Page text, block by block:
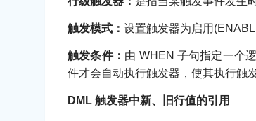
触发模式： 设置触发器为启用
触发条件： 由 WHEN 子句指定一个
件才会自动执行触发器，使其执行触
DML 触发器中新、旧行值的引用